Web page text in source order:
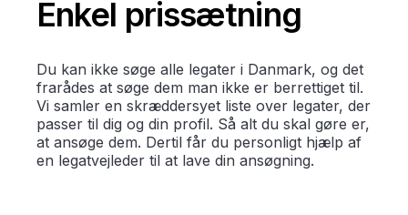
Enkel prissætning
Du kan ikke søge alle legater i Danmark, og det
frarådes at søge dem man ikke er berrettiget til.
Vi samler en skræddersyet liste over legater, der
passer til dig og din profil. Så alt du skal gøre er,
at ansøge dem. Dertil får du personligt hjælp af
en legatvejleder til at lave din ansøgning.